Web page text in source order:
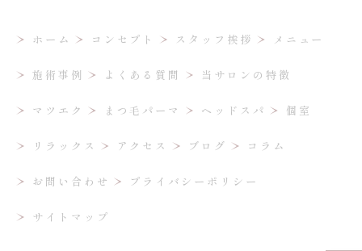
ホーム コンセプト スタッフ挨拶 メニュー
施術事例 よくある質問 当サロンの特徴
マツエク まつ毛パーマ ヘッドスパ 個室
リラックス アクセス ブログ コラム
お問い合わせ プライバシーポリシー
サイトマップ